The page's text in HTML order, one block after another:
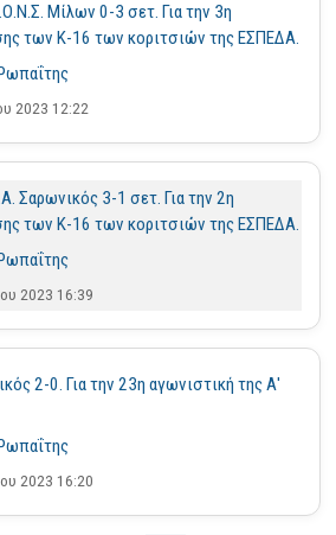
Μίλων 0-3 σετ. Για την 3η
των Κ-16 των κοριτσιών της ΕΣΠΕΔΑ.
2023 12:22
Σαρωνικός 3-1 σετ. Για την 2η
των Κ-16 των κοριτσιών της ΕΣΠΕΔΑ.
2023 16:39
2-0. Για την 23η αγωνιστική της Α'
2023 16:20